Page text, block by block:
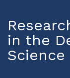
in the
Science